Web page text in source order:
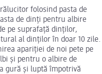
folosind pasta de
de dinți pentru albire
pe suprafață dinților,
al dinților în doar 10 zile.
apariției de noi pete pe
și pentru o albire de
gură și luptă împotrivă